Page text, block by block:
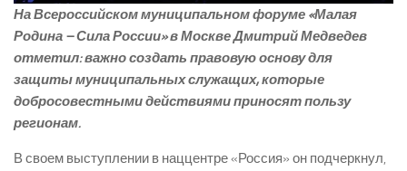
На Всероссийском муниципальном форуме «Малая
Родина – Сила России» в Москве Дмитрий Медведев
отметил: важно создать правовую основу для
защиты муниципальных служащих, которые
добросовестными действиями приносят пользу
регионам.
В своем выступлении в наццентре «Россия» он подчеркнул,